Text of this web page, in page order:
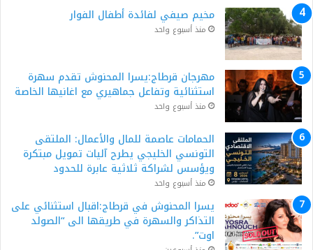
مخيم صيفي لفائدة أطفال الفوار
منذ أسبوع واحد
مهرجان قرطاج:يسرا المحنوش تقدم سهرة
استثنائية وتفاعل جماهيري مع اغانيها الخاصة
منذ أسبوع واحد
الحمامات عاصمة للمال والأعمال: الملتقى
التونسي الخليجي يطرح آليات تمويل مبتكرة
ويؤسس لشراكة ثلاثية عابرة للحدود
منذ أسبوع واحد
يسرا المحنوش في قرطاج:اقبال استثنائي على
التذاكر والسهرة في طريقها الى “الصولد
اوت”.